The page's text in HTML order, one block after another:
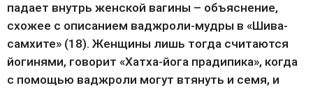
падает внутрь женской вагины – объяснение,
схожее с описанием ваджроли-мудры в «Шива-
самхите» (18). Женщины лишь тогда считаются
йогинями, говорит «Хатха-йога прадипика», когда
с помощью ваджроли могут втянуть и семя, и